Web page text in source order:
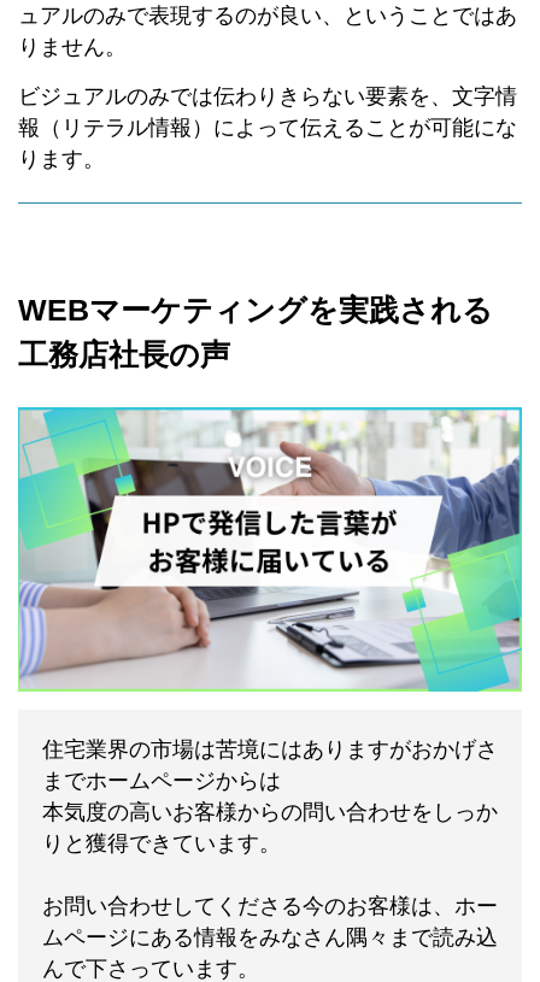
ュアルのみで表現するのが良い、ということではあ
りません。
ビジュアルのみでは伝わりきらない要素を、文字情
報（リテラル情報）によって伝えることが可能にな
ります。
WEBマーケティングを実践される
工務店社長の声
住宅業界の市場は苦境にはありますがおかげさ
までホームページからは
本気度の高いお客様からの問い合わせをしっか
りと獲得できています。
お問い合わせしてくださる今のお客様は、ホー
ムページにある情報をみなさん隅々まで読み込
んで下さっています。